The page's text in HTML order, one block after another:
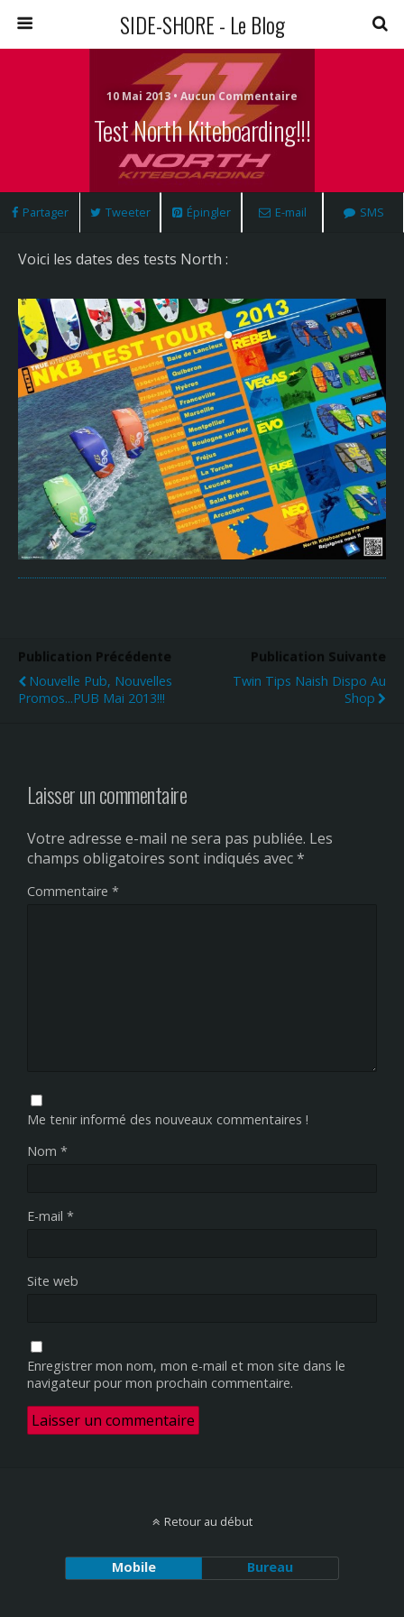
SIDE-SHORE - Le Blog
10 Mai 2013 • Aucun Commentaire
Test North Kiteboarding!!!
Partager Tweeter Épingler E-mail SMS
Voici les dates des tests North :
Publication Précédente
Nouvelle Pub, Nouvelles
Promos...PUB Mai 2013!!!
Publication Suivante
Twin Tips Naish Dispo Au
Shop
Laisser un commentaire
Votre adresse e-mail ne sera pas publiée. Les
champs obligatoires sont indiqués avec*
Commentaire *
Me tenir informé des nouveaux commentaires !
Nom *
E-mail *
Site web
Enregistrer mon nom, mon e-mail et mon site dans le
navigateur pour mon prochain commentaire.
Retour au début
Mobile Bureau